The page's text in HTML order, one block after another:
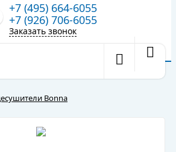
+7 (495) 664-6055
+7 (926) 706-6055
Заказать звонок
Bonna